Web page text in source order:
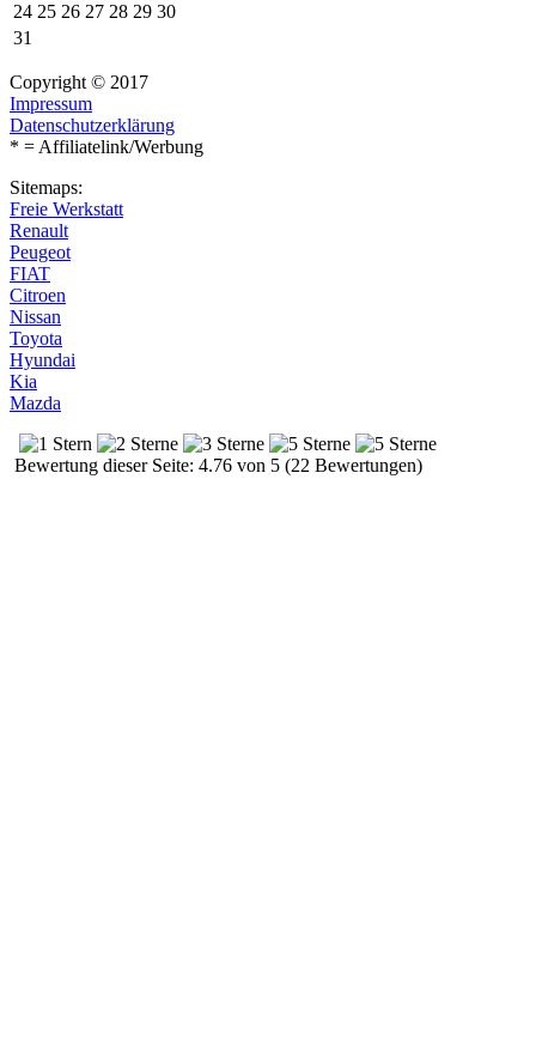
24 25 26 27 28 29 30
31
Copyright © 2017
Impressum
Datenschutzerklärung
* = Affiliatelink/Werbung
Sitemaps:
Freie Werkstatt
Renault
Peugeot
FIAT
Citroen
Nissan
Toyota
Hyundai
Kia
Mazda
Bewertung dieser Seite: 4.76 von 5 (22 Bewertungen)